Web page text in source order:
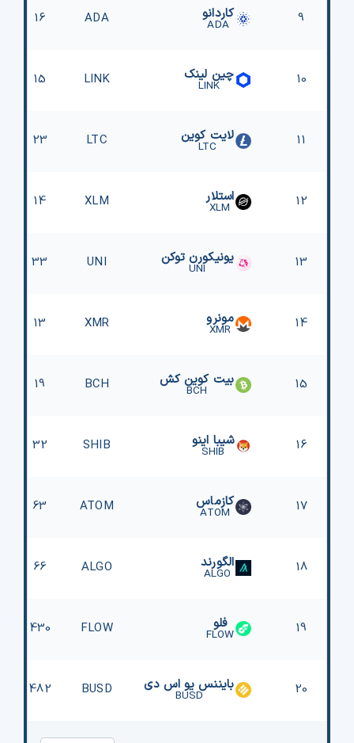
9 کاردانو
ADA
ADA
16
10 چین لینک
LINK
LINK
15
11 لایت کوین
LTC
LTC
23
12 استلار
XLM
XLM
14
13 یونیکورن توکن
UNI
UNI
33
14 مونرو
XMR
XMR
13
15 بیت کوین کش
BCH
BCH
19
16 شیبا اینو
SHIB
SHIB
32
17 کازماس
ATOM
ATOM
63
18 الگورند
ALGO
ALGO
66
19 فلو
FLOW
FLOW
430
20 بایننس یو اس دی
BUSD
BUSD
482